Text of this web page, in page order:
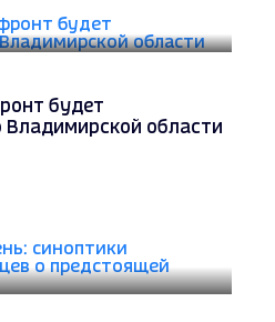
будет
области